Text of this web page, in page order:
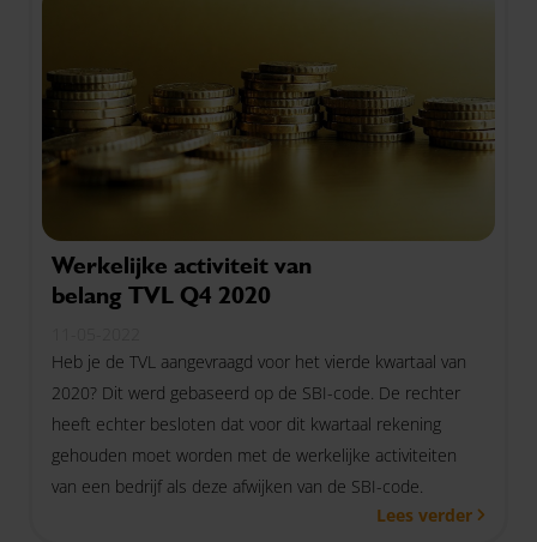
Werkelijke activiteit van
belang TVL Q4 2020
Heb je de TVL aangevraagd voor het vierde kwartaal van
2020? Dit werd gebaseerd op de SBI-code. De rechter
heeft echter besloten dat voor dit kwartaal rekening
gehouden moet worden met de werkelijke activiteiten
van een bedrijf als deze afwijken van de SBI-code.
Lees verder